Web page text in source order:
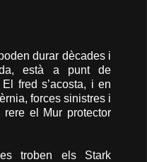
durar dècades i
està a punt de
fred s’acosta, i en
forces sinistres i
rere el Mur protector
troben els Stark